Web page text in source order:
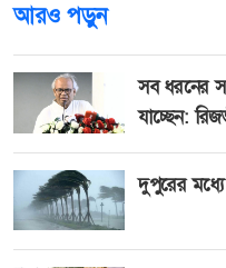
আরও পড়ুন
সব ধরনের
যাচ্ছেন:
দুপুরের